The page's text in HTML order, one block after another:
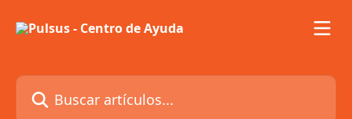
Buscar artículos...